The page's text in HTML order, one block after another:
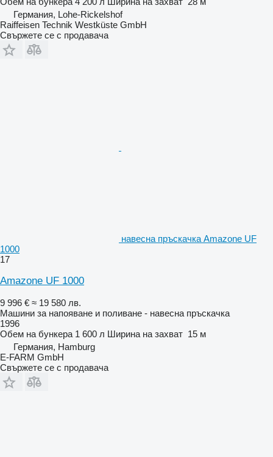
Германия, Lohe-Rickelshof
Raiffeisen Technik Westküste GmbH
Свържете се с продавача
навесна пръскачка Amazone UF
1000
17
Amazone UF 1000
9 996 € ≈ 19 580 лв.
Машини за напояване и поливане - навесна пръскачка
1996
Обем на бункера 1 600 л Ширина на захват 15 м
Германия, Hamburg
E-FARM GmbH
Свържете се с продавача